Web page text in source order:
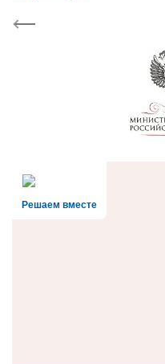
Previous
Решаем вместе